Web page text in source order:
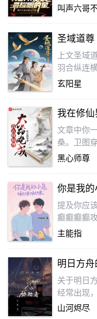
年。在率
美辅助，
队传奇！
荐人，76
地引用
叫声六哥
圣域道尊
上文圣域
羽合纵连
禀，越境
宗圣子。
群。合纵
玄阳星
我在修仙
文章中你
桑。卫图
格：大器
祖。所能
炕头。（
仙：我能
黑心师尊
你是我的
提及你应
癫癫癫癫
恩：你并
亲别人机
你！??许
崽崽...我
老子主人
主能指
明日方
关于明日
经常出现
旨在协助
山河烬尽